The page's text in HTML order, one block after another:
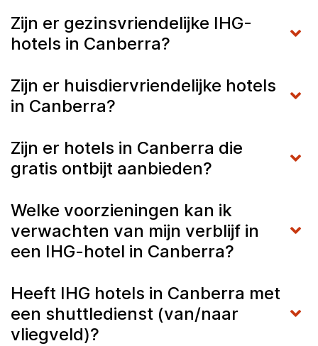
Zijn er gezinsvriendelijke IHG-
hotels in Canberra?
Zijn er huisdiervriendelijke hotels
in Canberra?
Zijn er hotels in Canberra die
gratis ontbijt aanbieden?
Welke voorzieningen kan ik
verwachten van mijn verblijf in
een IHG-hotel in Canberra?
Heeft IHG hotels in Canberra met
een shuttledienst (van/naar
vliegveld)?